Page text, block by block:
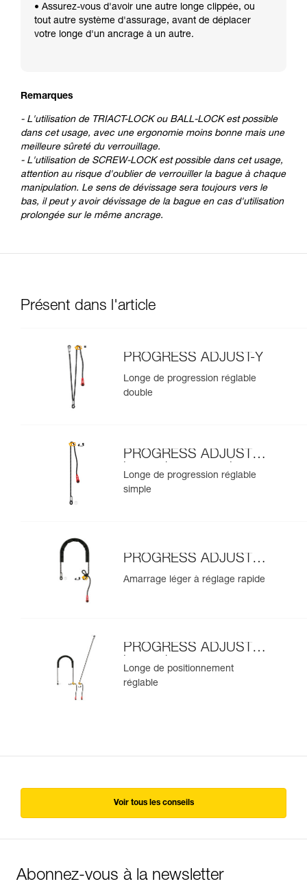
• Assurez-vous d'avoir une autre longe clippée, ou
tout autre système d'assurage, avant de déplacer
votre longe d'un ancrage à un autre.
Remarques
- L'utilisation de TRIACT-LOCK ou BALL-LOCK est possible
dans cet usage, avec une ergonomie moins bonne mais une
meilleure sûreté du verrouillage.
- L'utilisation de SCREW-LOCK est possible dans cet usage,
attention au risque d'oublier de verrouiller la bague à chaque
manipulation. Le sens de dévissage sera toujours vers le
bas, il peut y avoir dévissage de la bague en cas d'utilisation
prolongée sur le même ancrage.
Présent dans l'article
PROGRESS ADJUST-Y
Longe de progression réglable
double
PROGRESS ADJUST-I
longe de progression
Longe de progression réglable
simple
PROGRESS ADJUST-I
amarrage
Amarrage léger à réglage rapide
PROGRESS ADJUST-I
longe de
positionnement
Longe de positionnement
réglable
Voir tous les conseils
Abonnez-vous à la newsletter